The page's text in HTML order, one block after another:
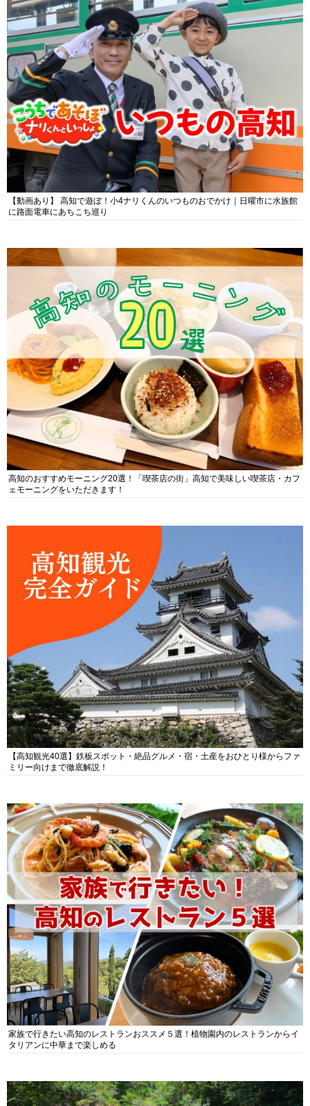
【動画あり】 高知で遊ぼ！小4ナリくんのいつものおでかけ｜日曜市に水族館
に路面電車にあちこち巡り
高知のおすすめモーニング20選！「喫茶店の街」高知で美味しい喫茶店・カフ
ェモーニングをいただきます！
【高知観光40選】鉄板スポット・絶品グルメ・宿・土産をおひとり様からファ
ミリー向けまで徹底解説！
家族で行きたい高知のレストランおススメ５選！植物園内のレストランからイ
タリアンに中華まで楽しめる